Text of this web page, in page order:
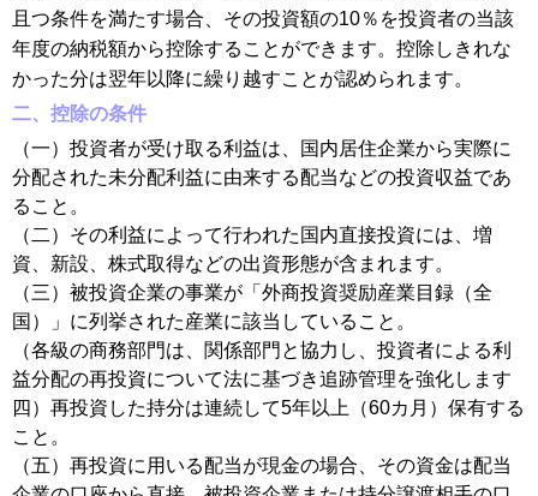
且つ条件を満たす場合、その投資額の10％を投資者の当該
年度の納税額から控除することができます。控除しきれな
かった分は翌年以降に繰り越すことが認められます。
二、控除の条件
（一）投資者が受け取る利益は、国内居住企業から実際に
分配された未分配利益に由来する配当などの投資収益であ
ること。
（二）その利益によって行われた国内直接投資には、増
資、新設、株式取得などの出資形態が含まれます。
（三）被投資企業の事業が「外商投資奨励産業目録（全
国）」に列挙された産業に該当していること。
（各級の商務部門は、関係部門と協力し、投資者による利
益分配の再投資について法に基づき追跡管理を強化します
四）再投資した持分は連続して5年以上（60カ月）保有する
こと。
（五）再投資に用いる配当が現金の場合、その資金は配当